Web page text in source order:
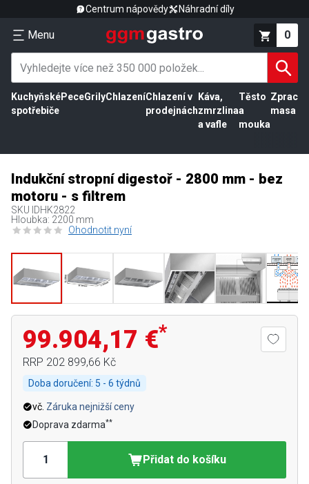
Centrum nápovědy Náhradní díly
Menu 0
Kuchyňské
spotřebiče
PeceGrilyChlazeníChlazení v
prodejnách
Káva,
zmrzlina
a vafle
Těsto
a
mouka
masa
Indukční stropní digestoř - 2800 mm - bez
motoru - s filtrem
SKU IDHK2822
Hloubka: 2200 mm
Ohodnotit nyní
99.904,17 €*
RRP 202 899,66 Kč
Doba doručení: 5 - 6 týdnů
vč. Záruka nejnižší ceny
Doprava zdarma**
Přidat do košíku